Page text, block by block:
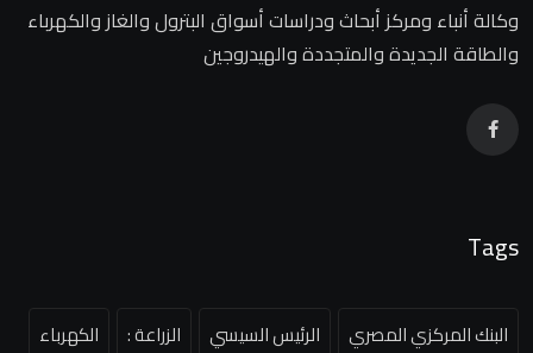
وكالة أنباء ومركز أبحاث ودراسات أسواق البترول والغاز والكهرباء
والطاقة الجديدة والمتجددة والهيدروجين
Tags
البنك المركزي المصري الرئيس السيسي الزراعة :
الكهرباء